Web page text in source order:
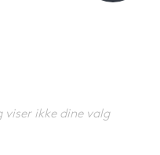
viser ikke dine valg